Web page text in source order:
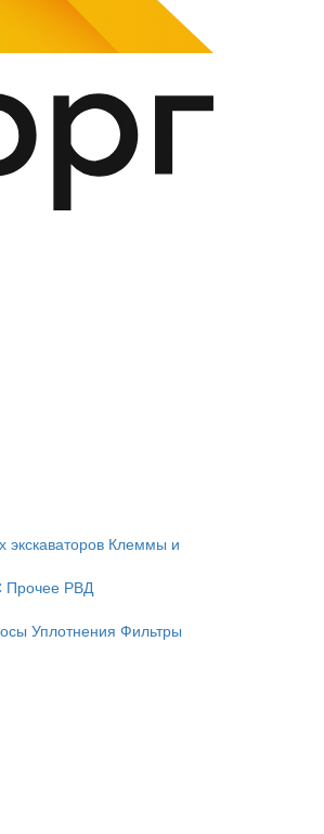
экскаваторов Клеммы и
Прочее РВД
Уплотнения Фильтры